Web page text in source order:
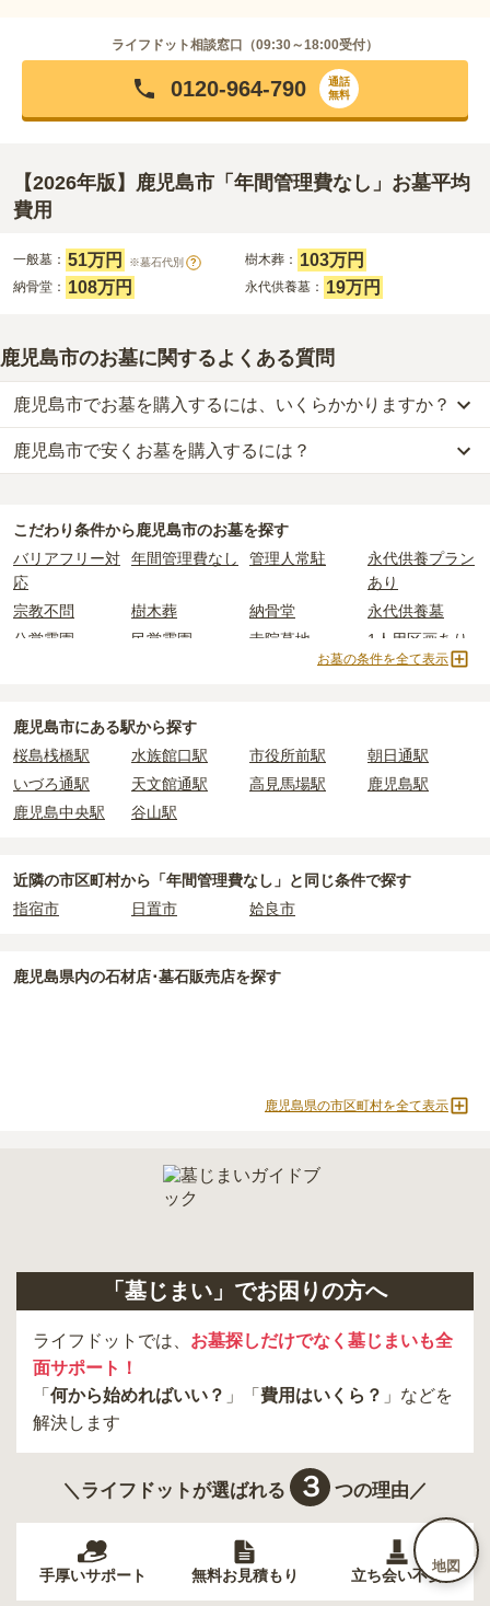
地図
ライフドット相談窓口（09:30～18:00受付）
0120-964-790
通話
無料
【2026年版】鹿児島市「年間管理費なし」お墓平均
費用
一般墓： 51万円 ※墓石代別 ? 樹木葬： 103万円
納骨堂： 108万円 永代供養墓： 19万円
鹿児島市のお墓に関するよくある質問
鹿児島市でお墓を購入するには、いくらかかりますか？
鹿児島市での購入費用の目安は、一般墓が約296万円、樹木葬が約
103万円、納骨堂が約108万円、永代供養墓が約19万円です。
2つが主な費用となります。
の一般墓の永代使用料の平均は 51万円 で、墓石代は
鹿児島
県の平均
です。いずれも区画の広さや墓石の大きさ・素
樹木葬・納骨堂・永代供養墓は、基本的に墓石代がかからず、永代
・開眼法要の費用 ：お墓を新しく建てた際に行う儀式のための費
用。僧侶に渡すお布施がかかります。
・納骨式の費用
：お墓に遺骨を納める儀式のための費用。僧侶に渡
すお布施、会食などの費用がかかります。
・年間管理費 ：お墓の管理費。契約後、毎年発生するケースがあり
正確な費用は、区画や石材の選び方によって大きく変わるため、見
積もりを取るまで確定しません。
現地への見学が難しい場合は、資料請求でも各霊園の詳しい料金案
鹿児島市で安くお墓を購入するには？
で、4万円(墓石代別)からお求めいただけます。
する「合祀墓（ごうしぼ）」と呼ばれるタイプです。個別のお墓に
比べて省スペースで管理の手間がかからないため、費用が安く設定
されています。
価格の目安は、1名あたり5万円〜30万円程度です。
てお墓を探すのがおすすめです。
こだわり条件から鹿児島市のお墓を探す
バリアフリー対
応
年間管理費なし 管理人常駐
永代供養プラン
あり
宗教不問
樹木葬 納骨堂
永代供養墓
公営霊園
民営霊園 寺院墓地
1人用区画あり
お墓の条件を全て表示
鹿児島市にある駅から探す
桜島桟橋駅
水族館口駅 市役所前駅
朝日通駅
いづろ通駅
天文館通駅 高見馬場駅
鹿児島駅
鹿児島中央駅
谷山駅
近隣の市区町村から 「年間管理費なし」と 同じ条件で探す
指宿市
日置市 姶良市
鹿児島県内の石材店･墓石販売店を探す
鹿児島県の市区町村を全て表示
「墓じまい」でお困りの方へ
ライフドットでは、 お墓探しだけでなく墓じまいも全
面サポート！
「 何から始めればいい？ 」「 費用はいくら？ 」などを
解決します
＼ライフドットが選ばれる ３ つの理由／
手厚いサポート 無料お見積もり 立ち会い不要